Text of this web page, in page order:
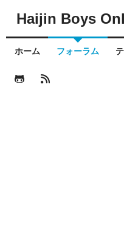
Haijin Boys
ホーム フォーラム